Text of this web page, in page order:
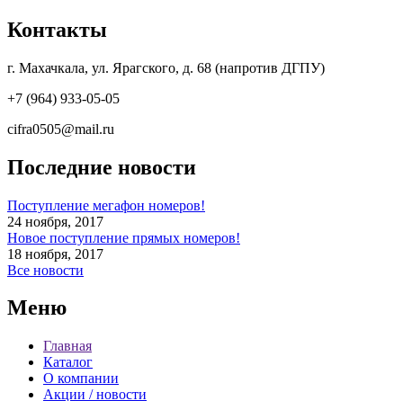
Контакты
г. Махачкала, ул. Ярагского, д. 68 (напротив ДГПУ)
+7 (964) 933-05-05
cifra0505@mail.ru
Последние новости
Поступление мегафон номеров!
24 ноября, 2017
Новое поступление прямых номеров!
18 ноября, 2017
Все новости
Меню
Главная
Каталог
О компании
Акции / новости